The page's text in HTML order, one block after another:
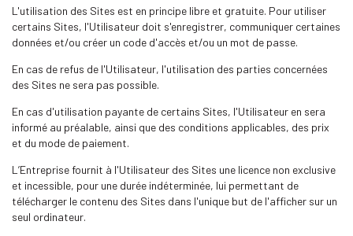
L'utilisation des Sites est en principe libre et gratuite. Pour utiliser
certains Sites, l'Utilisateur doit s'enregistrer, communiquer certaines
données et/ou créer un code d'accès et/ou un mot de passe.
En cas de refus de l'Utilisateur, l'utilisation des parties concernées
des Sites ne sera pas possible.
En cas d'utilisation payante de certains Sites, l'Utilisateur en sera
informé au préalable, ainsi que des conditions applicables, des prix
et du mode de paiement.
L’Entreprise fournit à l'Utilisateur des Sites une licence non exclusive
et incessible, pour une durée indéterminée, lui permettant de
télécharger le contenu des Sites dans l'unique but de l'afficher sur un
seul ordinateur.